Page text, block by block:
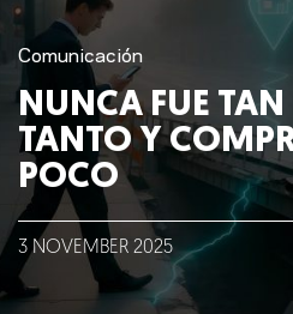
Nosotros
Clientes
Comunicación
NUNCA FUE TAN
TANTO Y
POCO
3 NOVEMBER 2025